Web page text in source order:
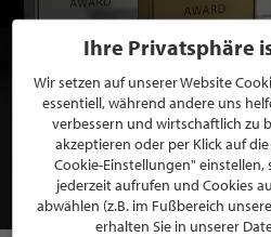
BEWERBEN SIE SICH
MITGLIEDSCHAFT
JETZT GRATIS
Ihre Privatsphäre
Wir setzen auf unserer Website
essentiell, während andere uns
verbessern und wirtschaftlich zu
akzeptieren oder per Klick auf
Cookie-Einstellungen" einstellen,
jederzeit aufrufen und Cookies
abwählen (z.B. im Fußbereich
erhalten Sie in unserer